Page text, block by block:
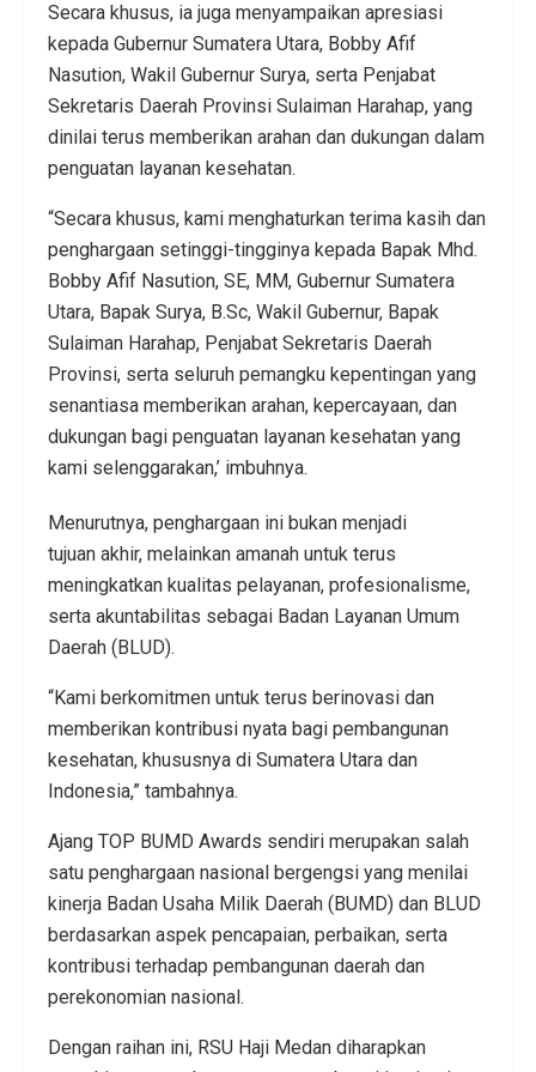
Secara khusus, ia juga menyampaikan apresiasi
kepada Gubernur Sumatera Utara, Bobby Afif
Nasution, Wakil Gubernur Surya, serta Penjabat
Sekretaris Daerah Provinsi Sulaiman Harahap, yang
dinilai terus memberikan arahan dan dukungan dalam
penguatan layanan kesehatan.
“Secara khusus, kami menghaturkan terima kasih dan
penghargaan setinggi-tingginya kepada Bapak Mhd.
Bobby Afif Nasution, SE, MM, Gubernur Sumatera
Utara, Bapak Surya, B.Sc, Wakil Gubernur, Bapak
Sulaiman Harahap, Penjabat Sekretaris Daerah
Provinsi, serta seluruh pemangku kepentingan yang
senantiasa memberikan arahan, kepercayaan, dan
dukungan bagi penguatan layanan kesehatan yang
kami selenggarakan,’ imbuhnya.
Menurutnya, penghargaan ini bukan menjadi
tujuan akhir, melainkan amanah untuk terus
meningkatkan kualitas pelayanan, profesionalisme,
serta akuntabilitas sebagai Badan Layanan Umum
Daerah (BLUD).
“Kami berkomitmen untuk terus berinovasi dan
memberikan kontribusi nyata bagi pembangunan
kesehatan, khususnya di Sumatera Utara dan
Indonesia,” tambahnya.
Ajang TOP BUMD Awards sendiri merupakan salah
satu penghargaan nasional bergengsi yang menilai
kinerja Badan Usaha Milik Daerah (BUMD) dan BLUD
berdasarkan aspek pencapaian, perbaikan, serta
kontribusi terhadap pembangunan daerah dan
perekonomian nasional.
Dengan raihan ini, RSU Haji Medan diharapkan